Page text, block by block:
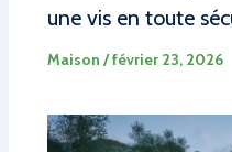
une vis en toute
Maison /février 23, 2026